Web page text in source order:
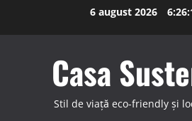
6 august 2026
Casa
Stil de viață eco-friendly și